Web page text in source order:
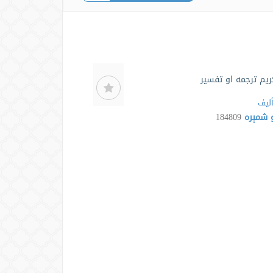
ترجمه او تفسیر
شمېره 184809